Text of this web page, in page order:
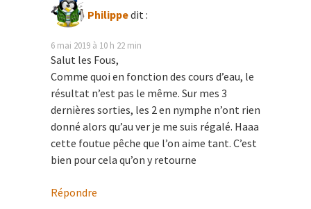
Philippedit :
6 mai 2019 à 10 h 22 min
Salut les Fous,
Comme quoi en fonction des cours d’eau, le
résultat n’est pas le même. Sur mes 3
dernières sorties, les 2 en nymphe n’ont rien
donné alors qu’au ver je me suis régalé. Haaa
cette foutue pêche que l’on aime tant. C’est
bien pour cela qu’on y retourne
Répondre